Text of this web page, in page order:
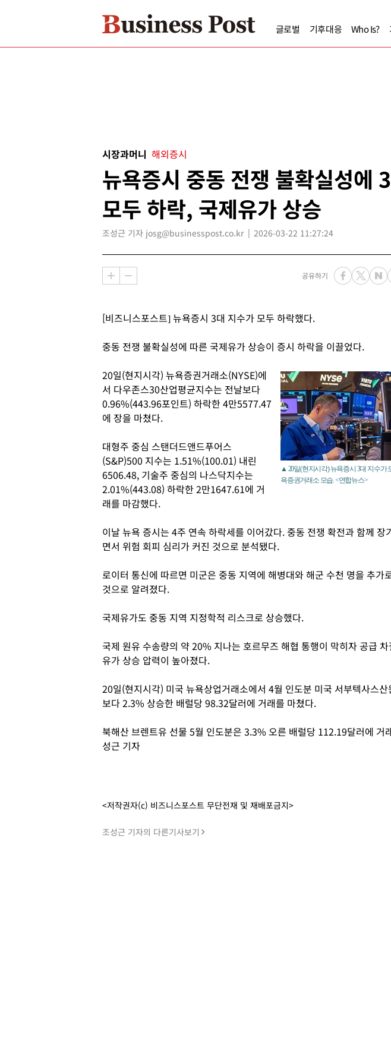
글로벌 기후대응 Who Is?
시장과머니 해외증시
뉴욕증시 중동 전쟁 불확실성에
모두 하락, 국제유가 상승
조성근 기자 josg@businesspost.co.kr 2026-03-22 11:27:24
공유하기
[비즈니스포스트] 뉴욕증시 3대 지수가 모두 하락했다.
중동 전쟁 불확실성에 따른 국제유가 상승이 증시 하락을 이끌었다.
▲ 20일(현지시각) 뉴욕증시 3대 지수가
욕증권거래소 모습. <연합뉴스>
20일(현지시각) 뉴욕증권거래소(NYSE)에
서 다우존스30산업평균지수는 전날보다
0.96%(443.96포인트) 하락한 4만5577.47
에 장을 마쳤다.
대형주 중심 스탠더드앤드푸어스
(S&P)500 지수는 1.51%(100.01) 내린
6506.48, 기술주 중심의 나스닥지수는
2.01%(443.08) 하락한 2만1647.61에 거
래를 마감했다.
이날 뉴욕 증시는 4주 연속 하락세를 이어갔다. 중동 전쟁 확전과 함께 장
면서 위험 회피 심리가 커진 것으로 분석됐다.
로이터 통신에 따르면 미군은 중동 지역에 해병대와 해군 수천 명을 추가
것으로 알려졌다.
국제유가도 중동 지역 지정학적 리스크로 상승했다.
국제 원유 수송량의 약 20% 지나는 호르무즈 해협 통행이 막히자 공급
유가 상승 압력이 높아졌다.
20일(현지시각) 미국 뉴욕상업거래소에서 4월 인도분 미국 서부텍사스
보다 2.3% 상승한 배럴당 98.32달러에 거래를 마쳤다.
북해산 브렌트유 선물 5월 인도분은 3.3% 오른 배럴당 112.19달러에 거
성근 기자
<저작권자(c) 비즈니스포스트 무단전재 및 재배포금지>
조성근 기자의 다른기사보기